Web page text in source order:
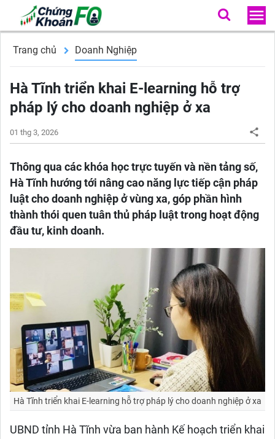
Trang chủ Doanh Nghiệp
Hà Tĩnh triển khai E-learning hỗ trợ
pháp lý cho doanh nghiệp ở xa
01 thg 3, 2026
Thông qua các khóa học trực tuyến và nền tảng số,
Hà Tĩnh hướng tới nâng cao năng lực tiếp cận pháp
luật cho doanh nghiệp ở vùng xa, góp phần hình
thành thói quen tuân thủ pháp luật trong hoạt động
đầu tư, kinh doanh.
Hà Tĩnh triển khai E-learning hỗ trợ pháp lý cho doanh nghiệp ở xa
UBND tỉnh Hà Tĩnh vừa ban hành Kế hoạch triển khai